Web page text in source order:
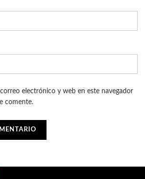
electrónico y web en este navegador
comente.